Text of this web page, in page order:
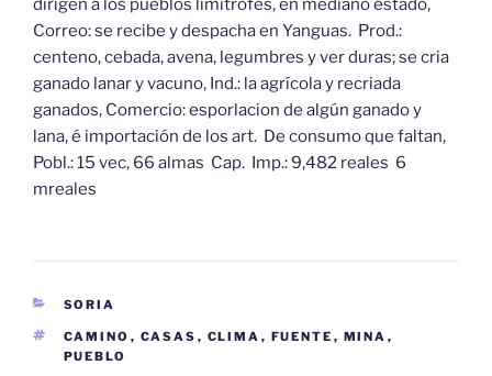
dirigen á los pueblos limítrofes, en mediano estado,
Correo: se recibe y despacha en Yanguas. Prod.:
centeno, cebada, avena, legumbres y ver duras; se cria
ganado lanar y vacuno, Ind.: la agrícola y recriada
ganados, Comercio: esporlacion de algún ganado y
lana, é importación de los art. De consumo que faltan,
Pobl.: 15 vec, 66 almas Cap. Imp.: 9,482 reales 6
mreales
CATEGORÍAS
SORIA
ETIQUETAS
CAMINO , CASAS , CLIMA , FUENTE , MINA ,
PUEBLO